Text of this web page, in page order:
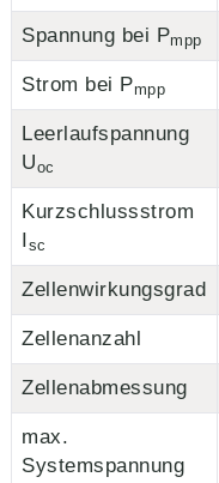
Spannung bei Pmpp
Strom bei Pmpp
Leerlaufspannung
Uoc
Kurzschlussstrom
Isc
Zellenwirkungsgrad
Zellenanzahl
Zellenabmessung
max.
Systemspannung